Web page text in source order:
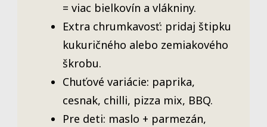
= viac bielkovín a vlákniny.
Extra chrumkavosť: pridaj štipku
kukuričného alebo zemiakového
škrobu.
Chuťové variácie: paprika,
cesnak, chilli, pizza mix, BBQ.
Pre deti: maslo + parmezán,